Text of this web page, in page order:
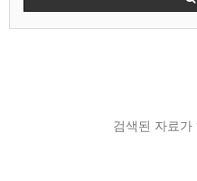
검색된 자료가